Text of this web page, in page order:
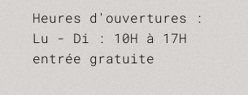
Heures d'ouvertures :
Lu - Di : 10H à 17H
entrée gratuite